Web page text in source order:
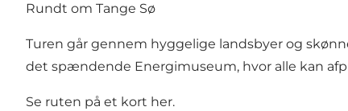
Rundt om Tange Sø
Turen går gennem hyggelige landsbyer og
det spændende Energimuseum, hvor alle kan
Se ruten på et kort her.